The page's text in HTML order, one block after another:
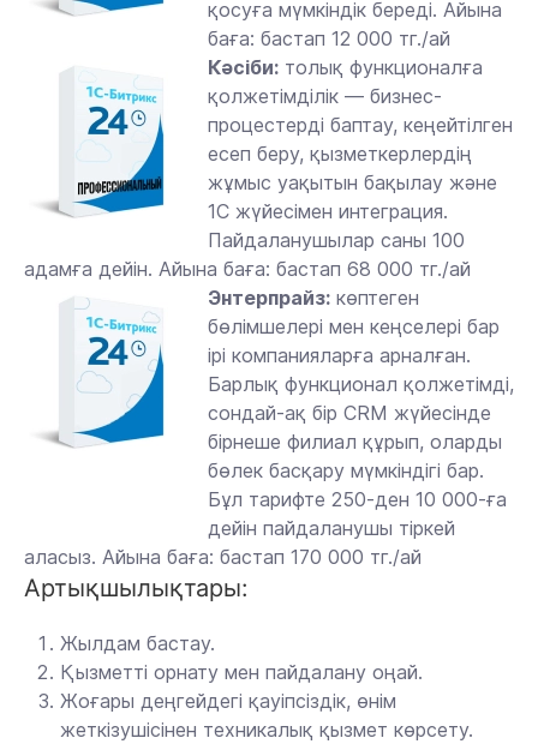
қосуға мүмкіндік береді. Айына
баға: бастап 12 000 тг./ай
Кәсіби: толық функционалға
қолжетімділік — бизнес-
процестерді баптау, кеңейтілген
есеп беру, қызметкерлердің
жұмыс уақытын бақылау және
1С жүйесімен интеграция.
Пайдаланушылар саны 100
адамға дейін. Айына баға: бастап 68 000 тг./ай
Энтерпрайз: көптеген
бөлімшелері мен кеңселері бар
ірі компанияларға арналған.
Барлық функционал қолжетімді,
сондай-ақ бір CRM жүйесінде
бірнеше филиал құрып, оларды
бөлек басқару мүмкіндігі бар.
Бұл тарифте 250-ден 10 000-ға
дейін пайдаланушы тіркей
аласыз. Айына баға: бастап 170 000 тг./ай
Артықшылықтары:
Жылдам бастау.
Қызметті орнату мен пайдалану оңай.
Жоғары деңгейдегі қауіпсіздік, өнім
жеткізушісінен техникалық қызмет көрсету.